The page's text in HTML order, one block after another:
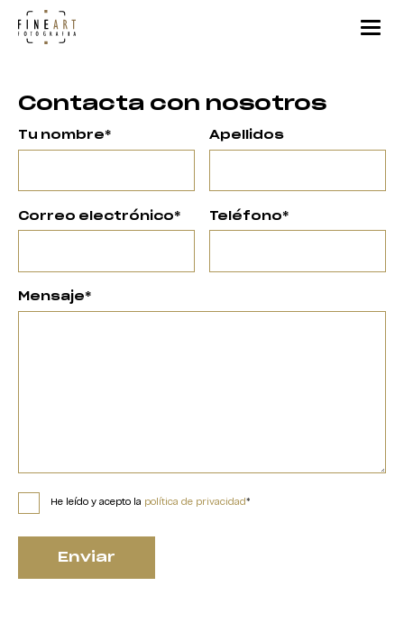
Contacta con nosotros
Tu nombre* Apellidos
Correo electrónico* Teléfono*
Mensaje*
He leído y acepto la política de privacidad *
Enviar